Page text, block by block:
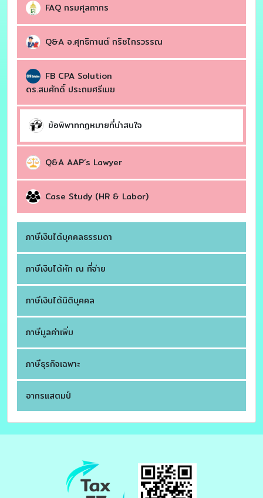
FAQ กรมศุลกากร
Q&A อ.ศุทธิกานต์ กริชไกรวรรณ
FB CPA Solution
ดร.สมศักดิ์ ประถมศรีเมฆ
ข้อพิพาทกฏหมายที่น่าสนใจ
Q&A AAP’s Lawyer
Case Study (HR & Labor)
ภาษีเงินได้บุคคลธรรมดา
ภาษีเงินได้หัก ณ ที่จ่าย
ภาษีเงินได้นิติบุคคล
ภาษีมูลค่าเพิ่ม
ภาษีธุรกิจเฉพาะ
อากรแสตมป์